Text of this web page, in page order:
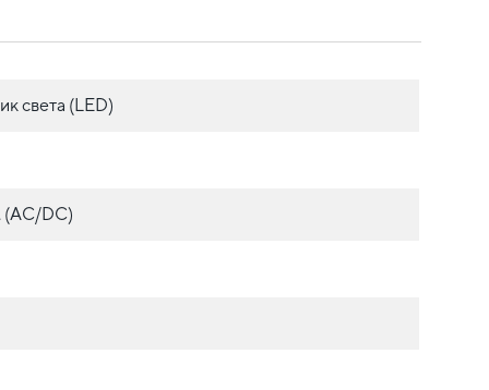
света (LED)
(AC/DC)